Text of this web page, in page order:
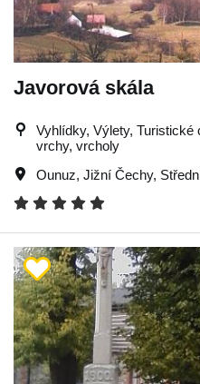
Javorová skála
Vyhlídky, Výlety, Turistické
vrchy, vrcholy
Ounuz, Jižní Čechy,